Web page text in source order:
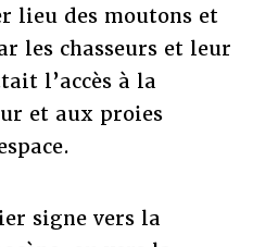
lieu des moutons et
les chasseurs et leur
l’accès à la
et aux proies
signe vers la